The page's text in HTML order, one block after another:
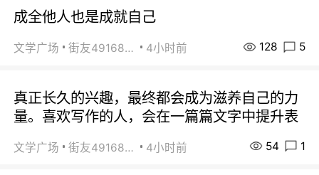
成全他人也是成就自己
文学广场 街友49168527 4小时前 128 5
真正长久的兴趣，最终都会成为滋养自己的力
量。喜欢写作的人，会在一篇篇文字中提升表
文学广场 街友49168527 4小时前 54 1